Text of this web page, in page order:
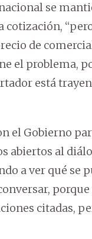
se
cotización,
de
el problema,
está
el Gobierno
abiertos al
a ver qué se
porque
citadas,